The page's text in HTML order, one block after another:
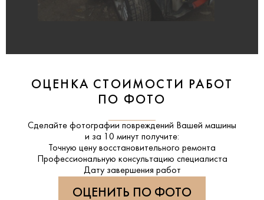
ОЦЕНКА СТОИМОСТИ РАБОТ
ПО ФОТО
Сделайте фотографии повреждений Вашей машины
и за
10 минут получите:
Точную цену восстановительного ремонта
Профессиональную консультацию специалиста
Дату завершения работ
ОЦЕНИТЬ ПО ФОТО